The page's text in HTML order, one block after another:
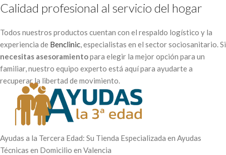
Calidad profesional al servicio del hogar
Todos nuestros productos cuentan con el respaldo logístico y la
experiencia de Benclinic, especialistas en el sector sociosanitario. Si
necesitas asesoramientopara elegir la mejor opción para un
familiar, nuestro equipo experto está aquí para ayudarte a
recuperar la libertad de movimiento.
Ayudas a la Tercera Edad: Su Tienda Especializada en Ayudas
Técnicas en Domicilio en Valencia